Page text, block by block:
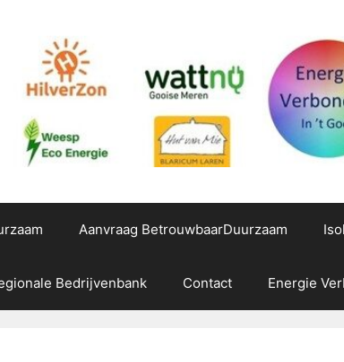
Aanvraag BetrouwbaarDuurzaam
Bedrijvenbank Contact Energie